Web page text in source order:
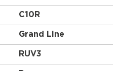
C10R
Grand Line
RUV3